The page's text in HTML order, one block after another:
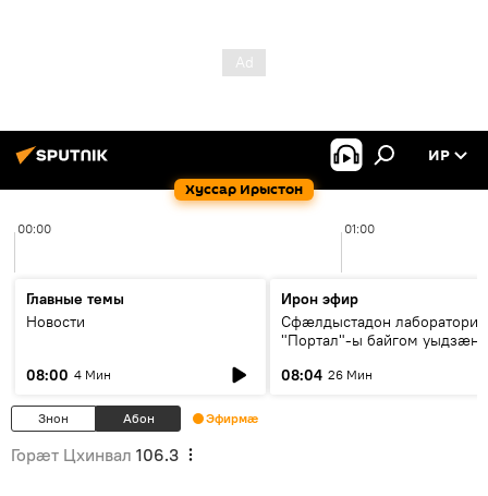
Хуссар Ирыстон
ИР
00:00 01:00
Главные темы
Новости
08:00 4 Мин
Ирон эфир
Сфæлдыстадон лаборатори
"Портал"-ы байгом уыдзæн
Æхсары куыстыты равдыст
08:04 26 Мин
Знон Абон Эфирмæ
Горӕт Цхинвал 106.3